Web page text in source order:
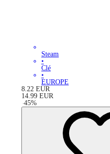
Steam
•
Clé
•
EUROPE
8.22 EUR
14.99 EUR
-45%